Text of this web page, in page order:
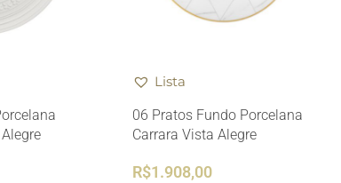
Lista
06 Pratos Fundo Porcelana
Carrara Vista Alegre
R$1.908,00